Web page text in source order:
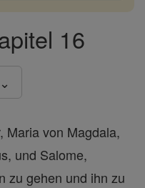
16
Maria von Magdala,
und Salome,
zu gehen und ihn zu